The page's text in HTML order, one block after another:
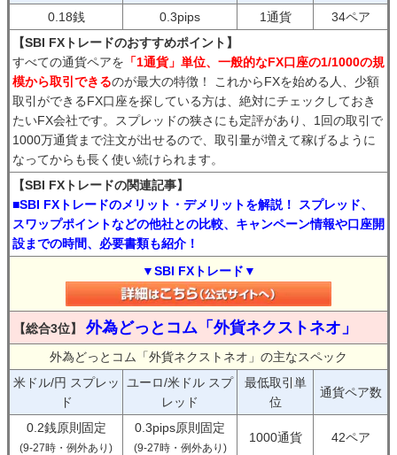
0.18銭 0.3pips 1通貨
34ペア
【SBI FXトレードのおすすめポイント】
すべての通貨ペアを 「1通貨」単位、一般的なFX口座の1/1000の規
模から取引できるのが最大の特徴！ これからFXを始める人、少額
取引ができるFX口座を探している方は、絶対にチェックしておき
たいFX会社です。スプレッドの狭さにも定評があり、1回の取引で
1000万通貨まで注文が出せるので、取引量が増えて稼げるように
なってからも長く使い続けられます。
【SBI FXトレードの関連記事】
■SBI FXトレードのメリット・デメリットを解説！ スプレッド、
スワップポイントなどの他社との比較、キャンペーン情報や口座開
設までの時間、必要書類も紹介！
▼SBI FXトレード▼
【総合3位】 外為どっとコム「外貨ネクストネオ」
外為どっとコム「外貨ネクストネオ」の主なスペック
米ドル/円 スプレッ
ド
ユーロ/米ドル スプ
レッド
最低取引単
位
通貨ペア数
0.2銭原則固定
(9-27時・例外あり)
0.3pips原則固定
(9-27時・例外あり)
1000通貨 42ペア